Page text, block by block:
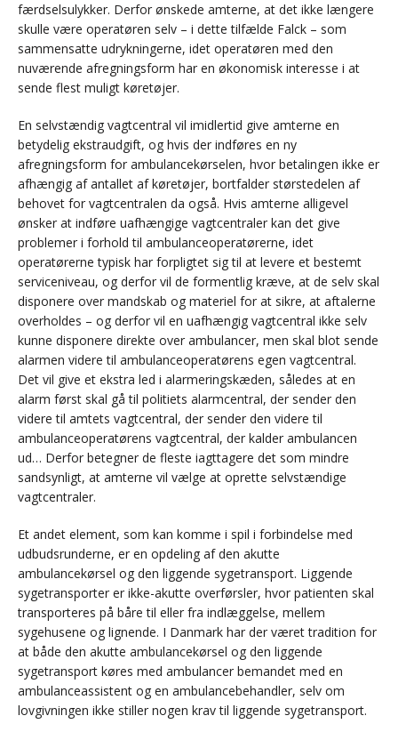
færdselsulykker. Derfor ønskede amterne, at det ikke længere
skulle være operatøren selv – i dette tilfælde Falck – som
sammensatte udrykningerne, idet operatøren med den
nuværende afregningsform har en økonomisk interesse i at
sende flest muligt køretøjer.
En selvstændig vagtcentral vil imidlertid give amterne en
betydelig ekstraudgift, og hvis der indføres en ny
afregningsform for ambulancekørselen, hvor betalingen ikke er
afhængig af antallet af køretøjer, bortfalder størstedelen af
behovet for vagtcentralen da også. Hvis amterne alligevel
ønsker at indføre uafhængige vagtcentraler kan det give
problemer i forhold til ambulanceoperatørerne, idet
operatørerne typisk har forpligtet sig til at levere et bestemt
serviceniveau, og derfor vil de formentlig kræve, at de selv skal
disponere over mandskab og materiel for at sikre, at aftalerne
overholdes – og derfor vil en uafhængig vagtcentral ikke selv
kunne disponere direkte over ambulancer, men skal blot sende
alarmen videre til ambulanceoperatørens egen vagtcentral.
Det vil give et ekstra led i alarmeringskæden, således at en
alarm først skal gå til politiets alarmcentral, der sender den
videre til amtets vagtcentral, der sender den videre til
ambulanceoperatørens vagtcentral, der kalder ambulancen
ud… Derfor betegner de fleste iagttagere det som mindre
sandsynligt, at amterne vil vælge at oprette selvstændige
vagtcentraler.
Et andet element, som kan komme i spil i forbindelse med
udbudsrunderne, er en opdeling af den akutte
ambulancekørsel og den liggende sygetransport. Liggende
sygetransporter er ikke-akutte overførsler, hvor patienten skal
transporteres på båre til eller fra indlæggelse, mellem
sygehusene og lignende. I Danmark har der været tradition for
at både den akutte ambulancekørsel og den liggende
sygetransport køres med ambulancer bemandet med en
ambulanceassistent og en ambulancebehandler, selv om
lovgivningen ikke stiller nogen krav til liggende sygetransport.